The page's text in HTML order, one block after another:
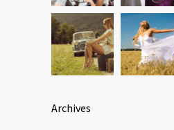
Archives